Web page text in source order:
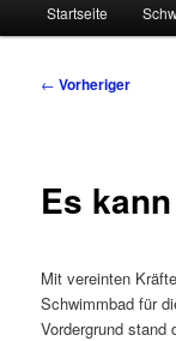
Startseite
Beitragsnavigation
← Vorheriger
Es
Mit vereinten
Schwimmbad für
Vordergrund stand